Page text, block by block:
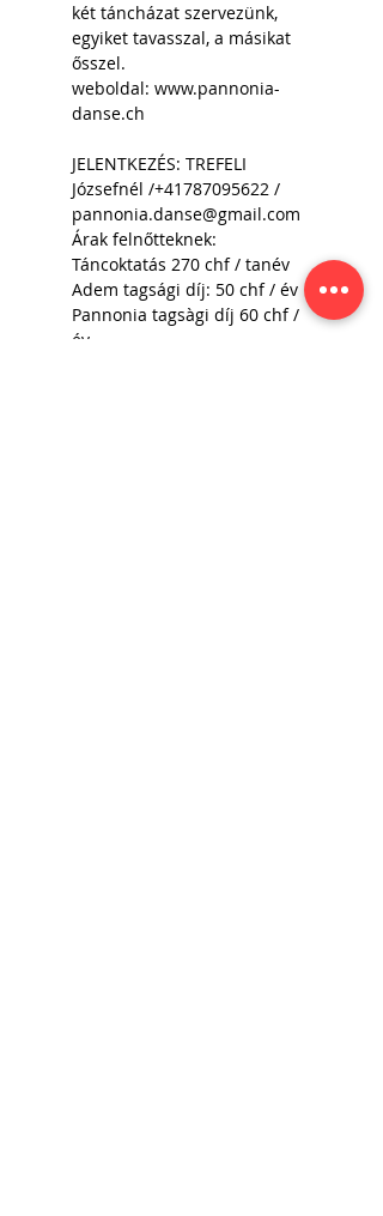
két táncházat szervezünk,
egyiket tavasszal, a másikat
ősszel.
weboldal: www.pannonia-
danse.ch
JELENTKEZÉS: TREFELI
Józsefnél /+41787095622 /
pannonia.danse@gmail.com
Árak felnőtteknek:
Táncoktatás 270 chf / tanév
Adem tagsági díj: 50 chf / év
Pannonia tagsàgi díj 60 chf /
év